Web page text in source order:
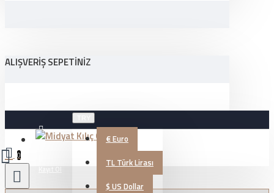
ALIŞVERIŞ SEPETINIZ
Üye Girişi €Euro
TL Türk Lirası
$ US Dollar
0